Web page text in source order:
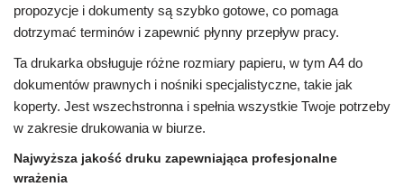
propozycje i dokumenty są szybko gotowe, co pomaga
dotrzymać terminów i zapewnić płynny przepływ pracy.
Ta drukarka obsługuje różne rozmiary papieru, w tym A4 do
dokumentów prawnych i nośniki specjalistyczne, takie jak
koperty. Jest wszechstronna i spełnia wszystkie Twoje potrzeby
w zakresie drukowania w biurze.
Najwyższa jakość druku zapewniająca profesjonalne
wrażenia